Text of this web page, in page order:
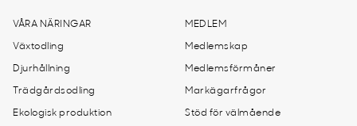
VÅRA NÄRINGAR
Växtodling
Djurhållning
Trädgårdsodling
Ekologisk produktion
MEDLEM
Medlemskap
Medlemsförmåner
Markägarfrågor
Stöd för välmående